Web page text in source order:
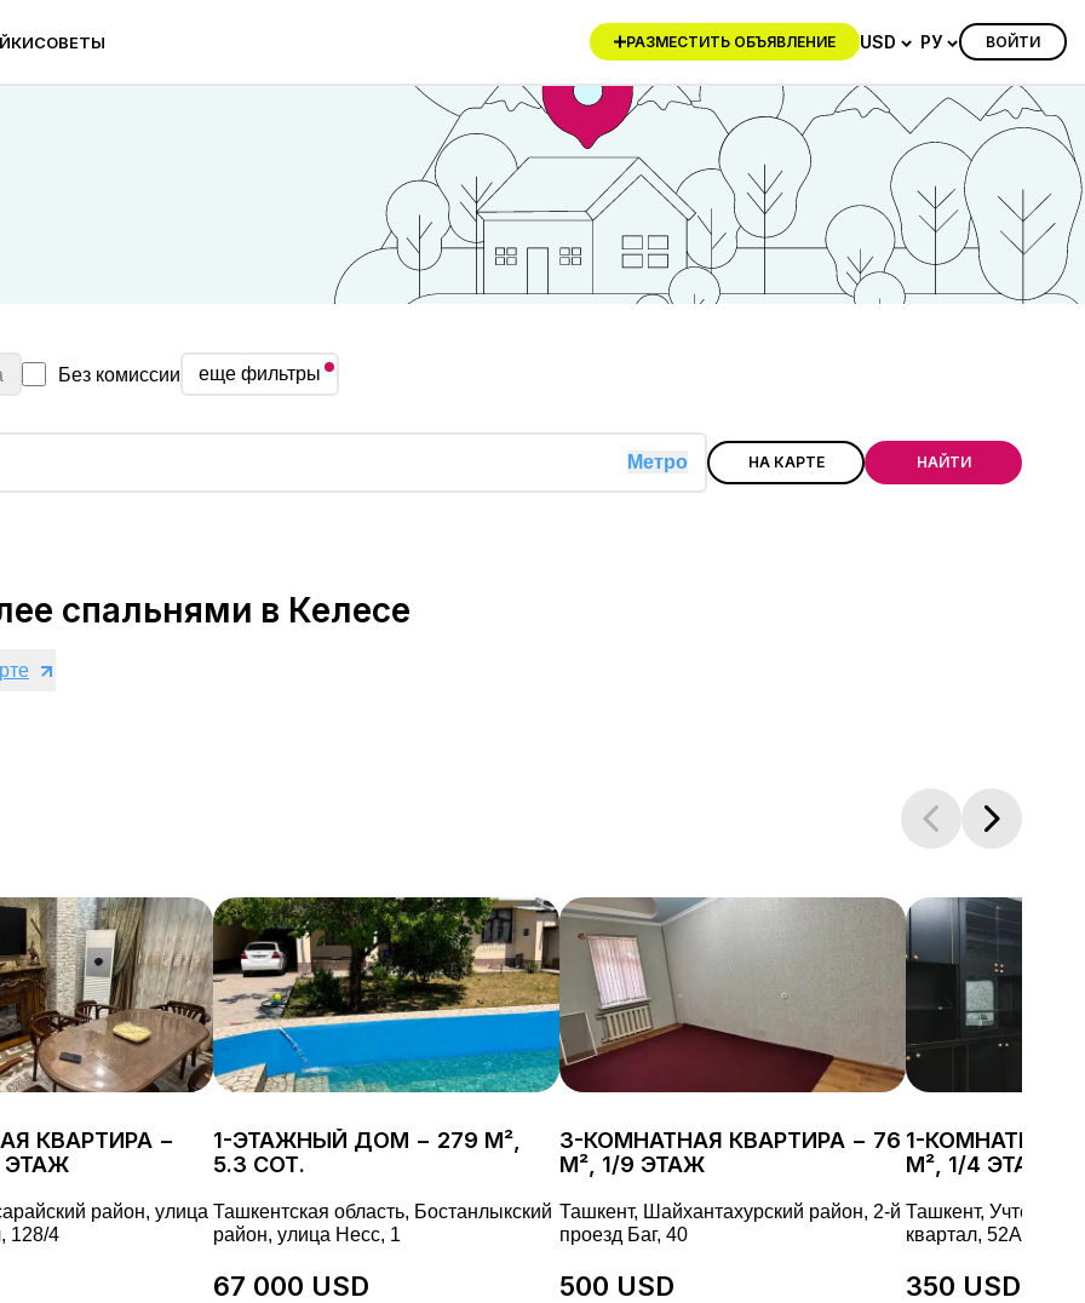
СОВЕТЫ РАЗМЕСТИТЬ ОБЪЯВЛЕНИЕ USD РУ ВОЙТИ
Без комиссии еще фильтры
Метро НА КАРТЕ НАЙТИ
спальнями в Келесе
КВАРТИРА −
ЭТАЖ
район, улица
128/4
1-ЭТАЖНЫЙ ДОМ − 279 М²,
5.3 СОТ.
Ташкентская область, Бостанлыкский
район, улица Несс, 1
67 000 USD
3-КОМНАТНАЯ КВАРТИРА − 76
М², 1/9 ЭТАЖ
Ташкент, Шайхантахурский район, 2-й
проезд Баг, 40
500 USD
1-КОМНАТНАЯ
М², 1/4 ЭТАЖ
Ташкент,
квартал, 52А
350 USD